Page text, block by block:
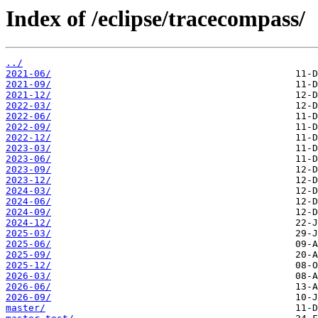
Index of /eclipse/tracecompass/
../
2021-06/
2021-09/
2021-12/
2022-03/
2022-06/
2022-09/
2022-12/
2023-03/
2023-06/
2023-09/
2023-12/
2024-03/
2024-06/
2024-09/
2024-12/
2025-03/
2025-06/
2025-09/
2025-12/
2026-03/
2026-06/
2026-09/
master/